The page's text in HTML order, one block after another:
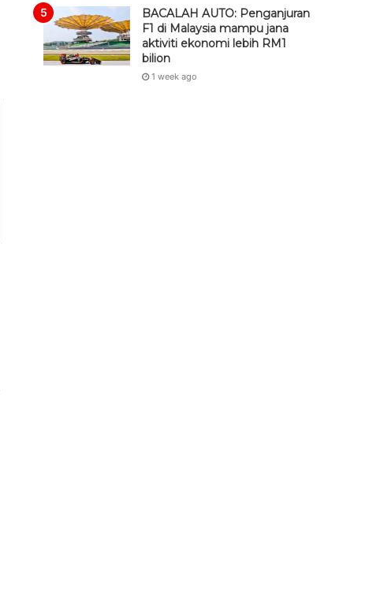
BACALAH AUTO: Penganjuran
F1 di Malaysia mampu jana
aktiviti ekonomi lebih RM1
bilion
1 week ago